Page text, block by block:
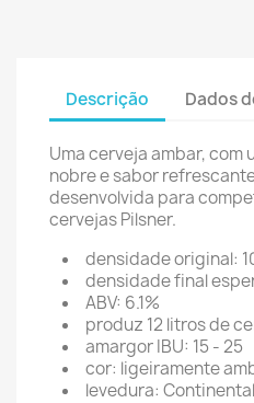
Descrição Dados
Uma cerveja ambar, com
nobre e sabor
desenvolvida para
cervejas Pilsner.
densidade original:
densidade final
ABV: 6.1%
produz 12 litros de
amargor IBU: 15 - 25
cor: ligeiramente
levedura: